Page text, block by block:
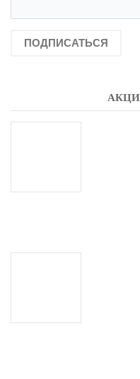
ПОДПИСАТЬСЯ